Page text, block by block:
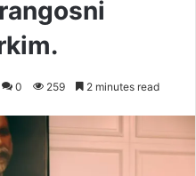
0 259 2 minutes read